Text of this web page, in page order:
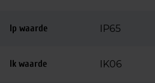
Ip waarde IP65
Ik waarde IK06